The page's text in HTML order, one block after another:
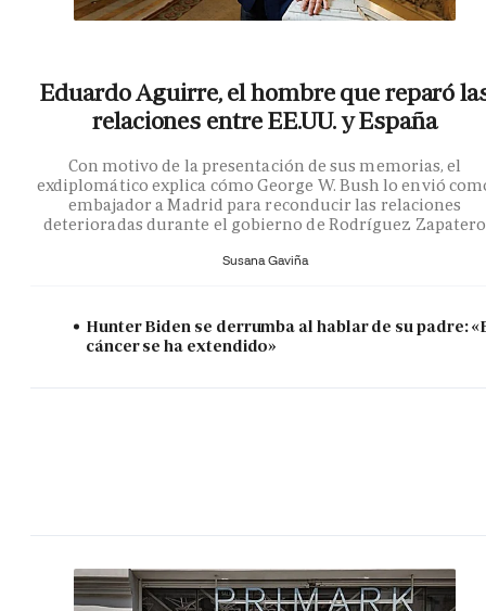
Eduardo Aguirre, el hombre que reparó
relaciones entre EE.UU. y España
Con motivo de la presentación de sus memorias, el
exdiplomático explica cómo George W. Bush lo envió
embajador a Madrid para reconducir las relaciones
deterioradas durante el gobierno de Rodríguez Zapatero
Susana Gaviña
Hunter Biden se derrumba al hablar de su padre:
cáncer se ha extendido»